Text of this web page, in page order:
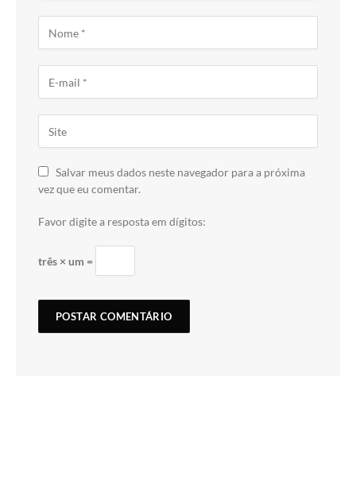
Salvar meus dados neste navegador para a próxima
vez que eu comentar.
Favor digite a resposta em dígitos:
três × um =